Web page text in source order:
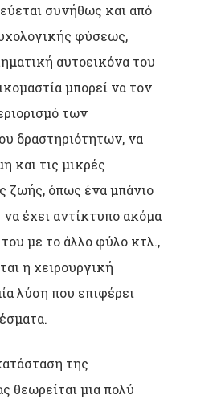
συνήθως και από
φύσεως,
αυτοεικόνα του
μπορεί να τον
των
δραστηριότητων, να
και τις μικρές
ζωής, όπως ένα μπάνιο
έχει αντίκτυπο ακόμα
με το άλλο φύλο κτλ.,
η χειρουργική
λύση που επιφέρει
της
θεωρείται μια πολύ